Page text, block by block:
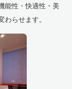
能性・快適性・美
わらせます。